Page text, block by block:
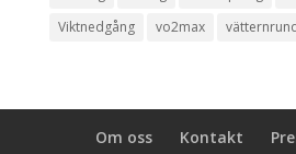
Viktnedgång
vo2max
Om oss Kontakt